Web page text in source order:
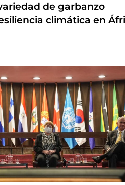
de garbanzo
climática en